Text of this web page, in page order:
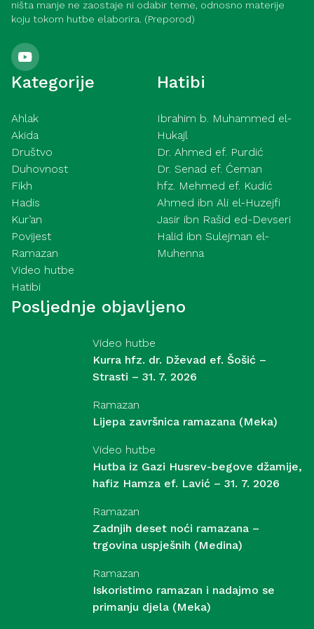
ništa manje ne zaostaje ni odabir teme, odnosno materije
koju tokom hutbe elaborira. (Preporod)
Kategorije
Ahlak
Akida
Društvo
Duhovnost
Fikh
Hadis
Kur’an
Povijest
Ramazan
Video hutbe
Hatibi
Hatibi
Ibrahim b. Muhammed el-
Hukajl
Dr. Ahmed ef. Purdić
Dr. Senad ef. Ćeman
hfz. Mehmed ef. Kudić
Ahmed ibn Ali el-Huzejfi
Jasir ibn Rašid ed-Devseri
Halid ibn Sulejman el-
Muhenna
Posljednje objavljeno
Video hutbe
Kurra hfz. dr. Dževad ef. Šošić –
Strasti – 31. 7. 2026
Ramazan
Lijepa završnica ramazana (Meka)
Video hutbe
Hutba iz Gazi Husrev-begove džamije,
hafiz Hamza ef. Lavić – 31. 7. 2026
Ramazan
Zadnjih deset noći ramazana –
trgovina uspješnih (Medina)
Ramazan
Iskoristimo ramazan i nadajmo se
primanju djela (Meka)